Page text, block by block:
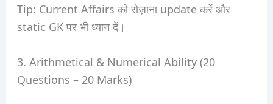
Tip: Current Affairs को रोज़ाना update करें और
static GK पर भी ध्यान दें।
3. Arithmetical & Numerical Ability (20
Questions – 20 Marks)